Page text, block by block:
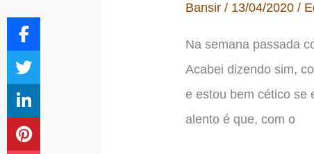
Bansir/ 13/04/2020/
Na semana passada
Acabei dizendo sim,
e estou bem cético se
alento é que, com o